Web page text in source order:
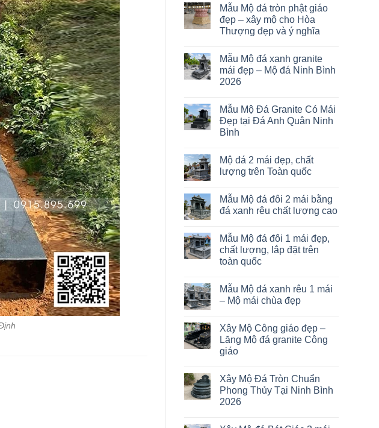
Mẫu Mộ đá tròn phật giáo
đẹp – xây mộ cho Hòa
Thượng đẹp và ý nghĩa
Mẫu Mộ đá xanh granite
mái đẹp – Mộ đá Ninh Bình
2026
Mẫu Mộ Đá Granite Có Mái
Đẹp tại Đá Anh Quân Ninh
Bình
Mộ đá 2 mái đẹp, chất
lượng trên Toàn quốc
Mẫu Mộ đá đôi 2 mái bằng
đá xanh rêu chất lượng cao
Mẫu Mộ đá đôi 1 mái đẹp,
chất lượng, lắp đặt trên
toàn quốc
Mẫu Mộ đá xanh rêu 1 mái
– Mộ mái chùa đẹp
Xây Mộ Công giáo đẹp –
Lăng Mộ đá granite Công
giáo
Xây Mộ Đá Tròn Chuẩn
Phong Thủy Tại Ninh Bình
2026